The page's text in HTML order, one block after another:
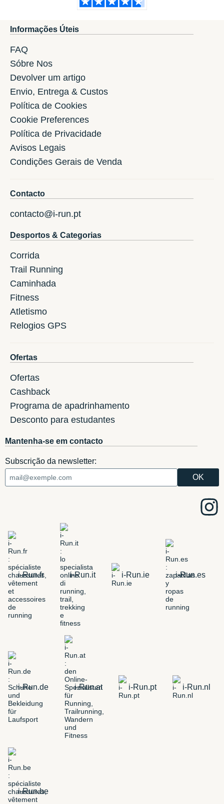
Informações Úteis
FAQ
Sóbre Nos
Devolver um artigo
Envio, Entrega & Custos
Política de Cookies
Cookie Preferences
Política de Privacidade
Avisos Legais
Condições Gerais de Venda
Contacto
contacto@i-run.pt
Desportos & Categorias
Corrida
Trail Running
Caminhada
Fitness
Atletismo
Relogios GPS
Ofertas
Ofertas
Cashback
Programa de apadrinhamento
Desconto para estudantes
Mantenha-se em contacto
Subscrição da newsletter:
i-Run.fr i-Run.it i-Run.ie i-Run.es
i-Run.de i-Run.at i-Run.pt i-Run.nl
i-Run.be